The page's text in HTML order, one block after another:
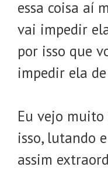
essa coisa aí
vai impedir
por isso que
impedir ela
Eu vejo
isso, lutando
assim